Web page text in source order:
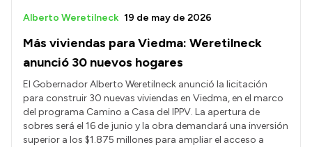
Más viviendas para Viedma: Weretilneck
anunció 30 nuevos hogares
Alberto Weretilneck 19 de may de 2026
El Gobernador Alberto Weretilneck anunció la licitación
para construir 30 nuevas viviendas en Viedma, en el marco
del programa Camino a Casa del IPPV. La apertura de
sobres será el 16 de junio y la obra demandará una inversión
superior a los $1.875 millones para ampliar el acceso a